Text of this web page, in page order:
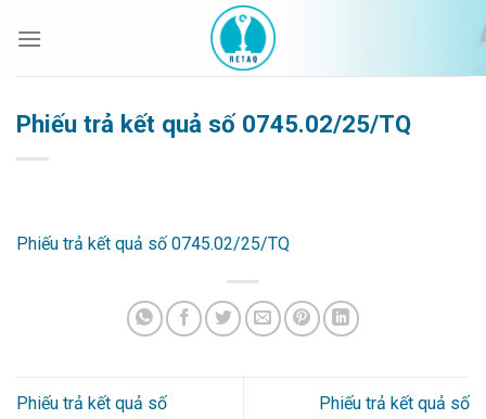
qua
Phiếu trả kết quả số 0745.02/25/TQ
Phiếu trả kết quả số 0745.02/25/TQ
Phiếu trả kết quả số
Phiếu trả kết quả số